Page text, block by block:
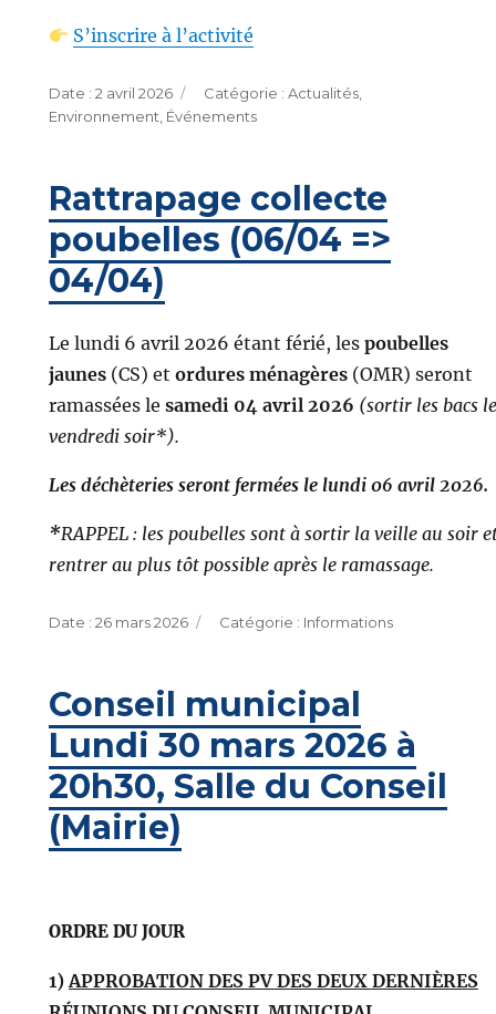
S’inscrire à l’activité
Publié
le
2 avril 2026 Catégories
Actualités,
Environnement Événements
Rattrapage collecte
poubelles (06/04 =>
04/04)
Le lundi 6 avril 2026 étant férié, les poubelles
jaunes(CS) et ordures ménagères(OMR) seront
ramassées le samedi 04 avril 2026 (sortir les bacs le
vendredi soir*).
Les déchèteries seront fermées le lundi 06 avril 2026.
*RAPPEL : les poubelles sont à sortir la veille au soir
rentrer au plus tôt possible après le ramassage.
Publié
26 mars 2026 Catégories
Informations
Conseil municipal
Lundi 30 mars 2026 à
20h30, Salle du Conseil
(Mairie)
ORDRE DU JOUR
1) APPROBATION DES PV DES DEUX DERNIÈRES